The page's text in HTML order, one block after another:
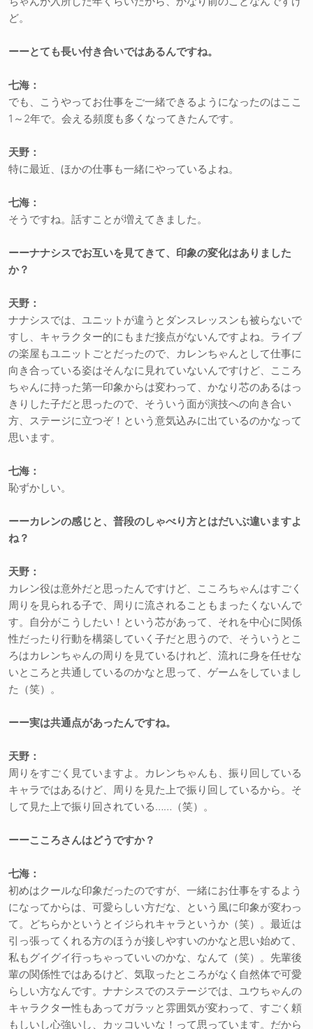
ど。
ーーとても長い付き合いではあるんですね。
七海：
でも、こうやってお仕事をご一緒できるようになったのはここ
1～2年で。会える頻度も多くなってきたんです。
天野：
特に最近、ほかの仕事も一緒にやっているよね。
七海：
そうですね。話すことが増えてきました。
ーーナナシスでお互いを見てきて、印象の変化はありました
か？
天野：
ナナシスでは、ユニットが違うとダンスレッスンも被らないで
すし、キャラクター的にもまだ接点がないんですよね。ライブ
の楽屋もユニットごとだったので、カレンちゃんとして仕事に
向き合っている姿はそんなに見れていないんですけど、こころ
ちゃんに持った第一印象からは変わって、かなり芯のあるはっ
きりした子だと思ったので、そういう面が演技への向き合い
方、ステージに立つぞ！という意気込みに出ているのかなって
思います。
七海：
恥ずかしい。
ーーカレンの感じと、普段のしゃべり方とはだいぶ違いますよ
ね？
天野：
カレン役は意外だと思ったんですけど、こころちゃんはすごく
周りを見られる子で、周りに流されることもまったくないんで
す。自分がこうしたい！という芯があって、それを中心に関係
性だったり行動を構築していく子だと思うので、そういうとこ
ろはカレンちゃんの周りを見ているけれど、流れに身を任せな
いところと共通しているのかなと思って、ゲームをしていまし
た（笑）。
ーー実は共通点があったんですね。
天野：
周りをすごく見ていますよ。カレンちゃんも、振り回している
キャラではあるけど、周りを見た上で振り回しているから。そ
して見た上で振り回されている……（笑）。
ーーこころさんはどうですか？
七海：
初めはクールな印象だったのですが、一緒にお仕事をするよう
になってからは、可愛らしい方だな、という風に印象が変わっ
て。どちらかというとイジられキャラというか（笑）。最近は
引っ張ってくれる方のほうが接しやすいのかなと思い始めて、
私もグイグイ行っちゃっていいのかな、なんて（笑）。先輩後
輩の関係性ではあるけど、気取ったところがなく自然体で可愛
らしい方なんです。ナナシスでのステージでは、ユウちゃんの
キャラクター性もあってガラッと雰囲気が変わって、すごく頼
もしいし心強いし、カッコいいな！って思っています。だから